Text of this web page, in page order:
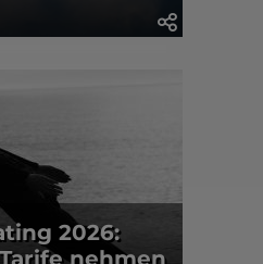
2026:
nehmen